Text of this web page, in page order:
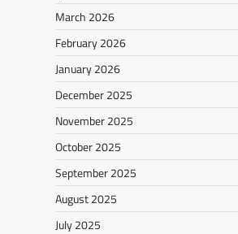
March 2026
February 2026
January 2026
December 2025
November 2025
October 2025
September 2025
August 2025
July 2025